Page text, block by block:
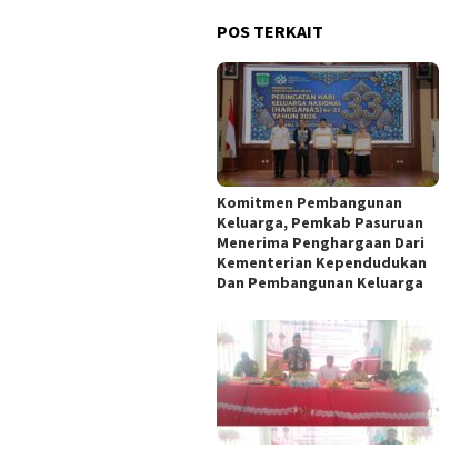
POS TERKAIT
Komitmen Pembangunan
Keluarga, Pemkab Pasuruan
Menerima Penghargaan Dari
Kementerian Kependudukan
Dan Pembangunan Keluarga